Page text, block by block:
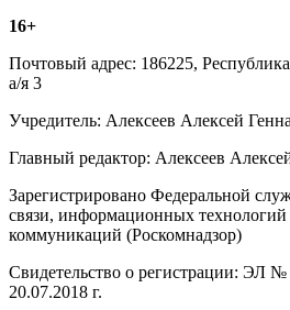
16+
Почтовый адрес: 186225,
а/я 3
Учредитель: Алексеев Алексей
Главный редактор: Алексеев
Зарегистрировано Федеральной
связи, информационных
коммуникаций (Роскомнадзор)
Свидетельство о регистрации: ЭЛ
20.07.2018 г.